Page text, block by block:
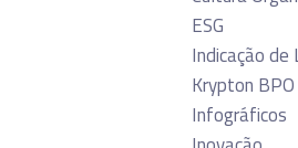
ESG
Indicação de
Krypton BPO
Infográficos